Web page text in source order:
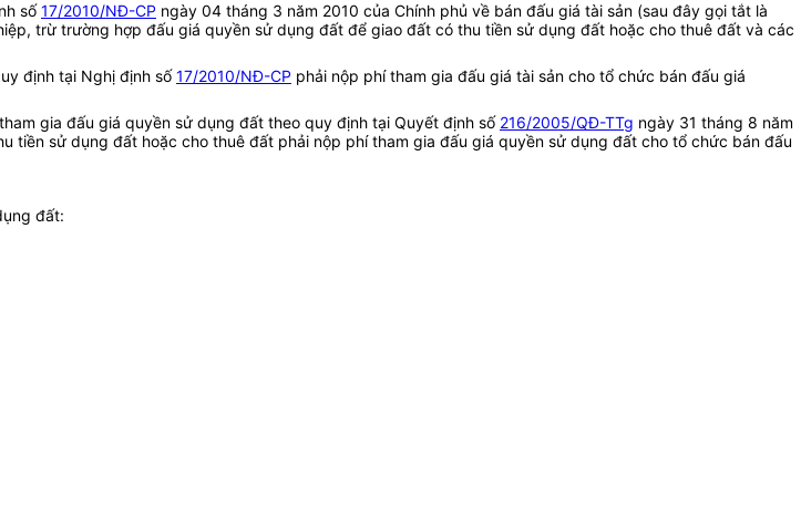
số17/2010/NĐ-CP ngày 04 tháng 3 năm 2010 của Chính phủ về bán đấu giá tài sản (sau đây gọi tắt là
trừ trường hợp đấu giá quyền sử dụng đất để giao đất có thu tiền sử dụng đất hoặc cho thuê đất và các
định tại Nghị định số17/2010/NĐ-CP phải nộp phí tham gia đấu giá tài sản cho tổ chức bán đấu giá
gia đấu giá quyền sử dụng đất theo quy định tại Quyết định số 216/2005/QĐ-TTg ngày 31 tháng 8 năm
sử dụng đất hoặc cho thuê đất phải nộp phí tham gia đấu giá quyền sử dụng đất cho tổ chức bán đấu
đất: